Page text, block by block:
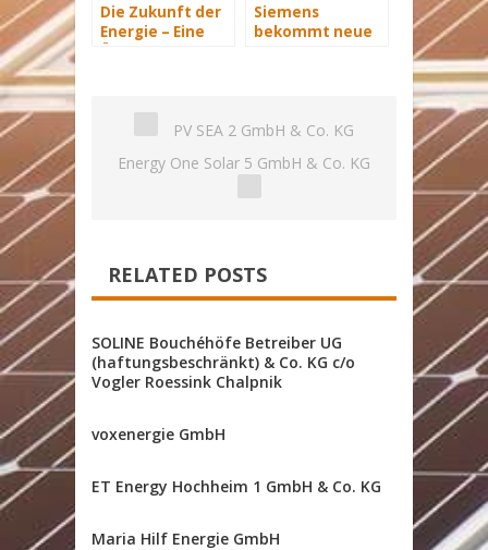
Die Zukunft der
Energie – Eine
Siemens
bekommt neue
PV SEA 2 GmbH & Co. KG
Energy One Solar 5 GmbH & Co. KG
RELATED POSTS
SOLINE Bouchéhöfe Betreiber UG
(haftungsbeschränkt) & Co. KG c/o
Vogler Roessink Chalpnik
voxenergie GmbH
ET Energy Hochheim 1 GmbH & Co. KG
Maria Hilf Energie GmbH